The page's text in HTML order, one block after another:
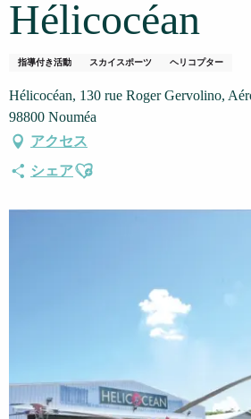
Hélicocéan
指導付き活動 スカイスポーツ ヘリコプター
Hélicocéan, 130 rue Roger Gervolino,
98800 Nouméa
アクセス
シェアAjouter aux favoris